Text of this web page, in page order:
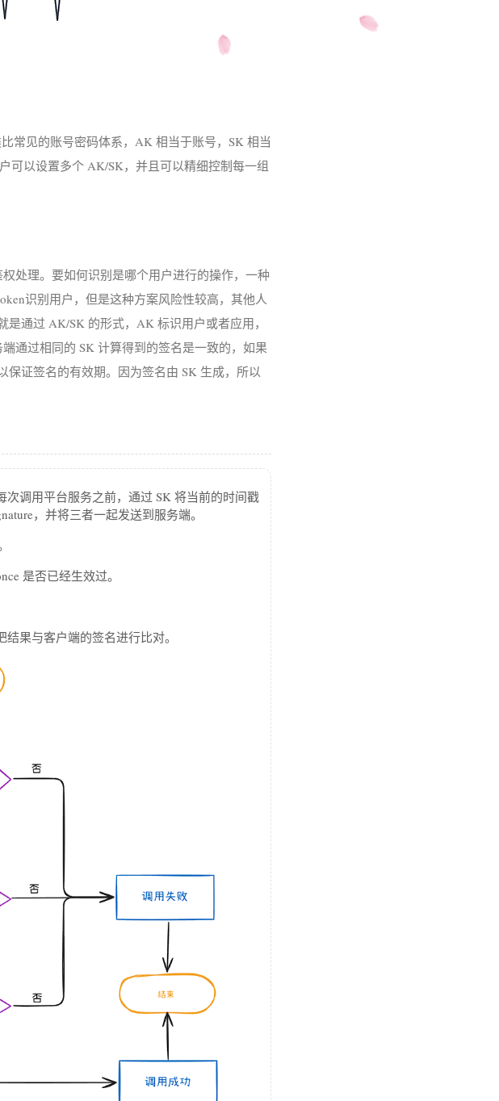
常见的账号密码体系，AK 相当于账号，SK 相当
可以设置多个 AK/SK，并且可以精细控制每一组
处理。要如何识别是哪个用户进行的操作，一种
识别用户，但是这种方案风险性较高，其他人
通过 AK/SK 的形式，AK 标识用户或者应用，
通过相同的 SK 计算得到的签名是一致的，如果
保证签名的有效期。因为签名由 SK 生成，所以
调用平台服务之前，通过 SK 将当前的时间戳
，并将三者一起发送到服务端。
是否已经生效过。
果与客户端的签名进行比对。